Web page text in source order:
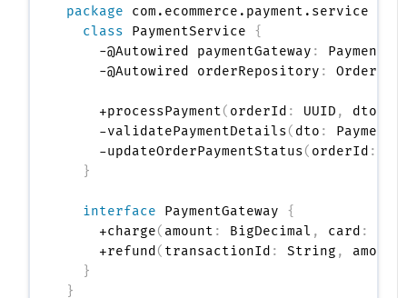
package com.ecommerce.payment.service
class PaymentService {
    -@Autowired paymentGateway
:
    -@Autowired orderRepository
:
    +processPayment
( orderId : UUID , dto
    -validatePaymentDetails
( dto :
    -updateOrderPaymentStatus
( orderId :
}
interface PaymentGateway {
    +charge
( amount : BigDecimal , card :
    +refund
( transactionId : String , amount
}
}